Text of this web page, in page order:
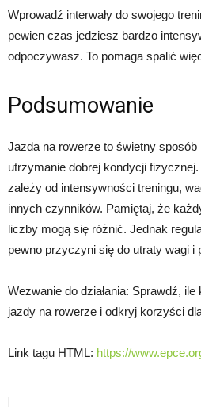
Wprowadź interwały do swojego
pewien czas jedziesz bardzo
odpoczywasz. To pomaga spalić
Podsumowanie
Jazda na rowerze to świetny sposób
utrzymanie dobrej kondycji
zależy od intensywności treningu,
innych czynników. Pamiętaj, że
liczby mogą się różnić. Jednak
pewno przyczyni się do utraty wagi i
Wezwanie do działania: Sprawdź,
jazdy na rowerze i odkryj korzyści
Link tagu HTML: https://